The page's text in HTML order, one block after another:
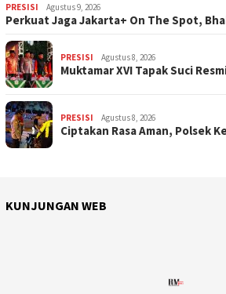
PRESISI Agustus 9, 2026
Perkuat Jaga Jakarta+ On The Spot,
PRESISI Agustus 8, 2026
Muktamar XVI Tapak Suci
PRESISI Agustus 8, 2026
Ciptakan Rasa Aman, Polsek
KUNJUNGAN WEB